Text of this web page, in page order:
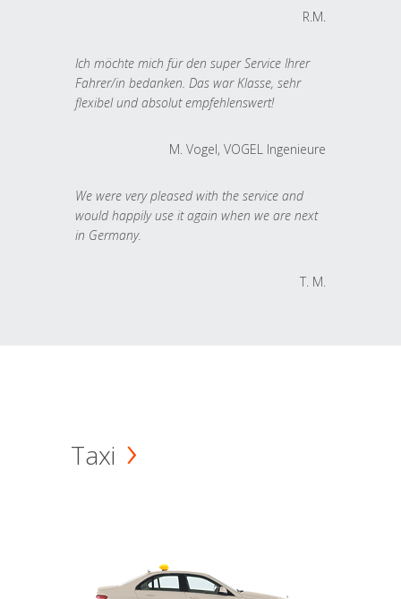
R.M.
Ich möchte mich für den super Service Ihrer
Fahrer/in bedanken. Das war Klasse, sehr
flexibel und absolut empfehlenswert!
M. Vogel, VOGEL Ingenieure
We were very pleased with the service and
would happily use it again when we are next
in Germany.
T. M.
Taxi